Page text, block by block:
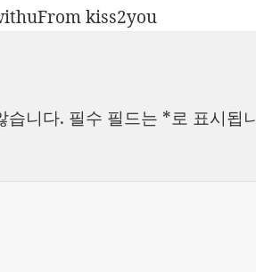
카
From kiss2you
습니다. 필수 필드는 *로 표시됩